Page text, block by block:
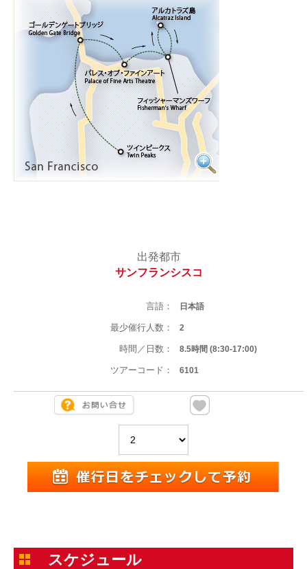
出発都市
サンフランシスコ
言語： 日本語
最少催行人数： 2
時間／日数： 8.5時間 (8:30-17:00)
ツアーコード： 6101
スケジュール